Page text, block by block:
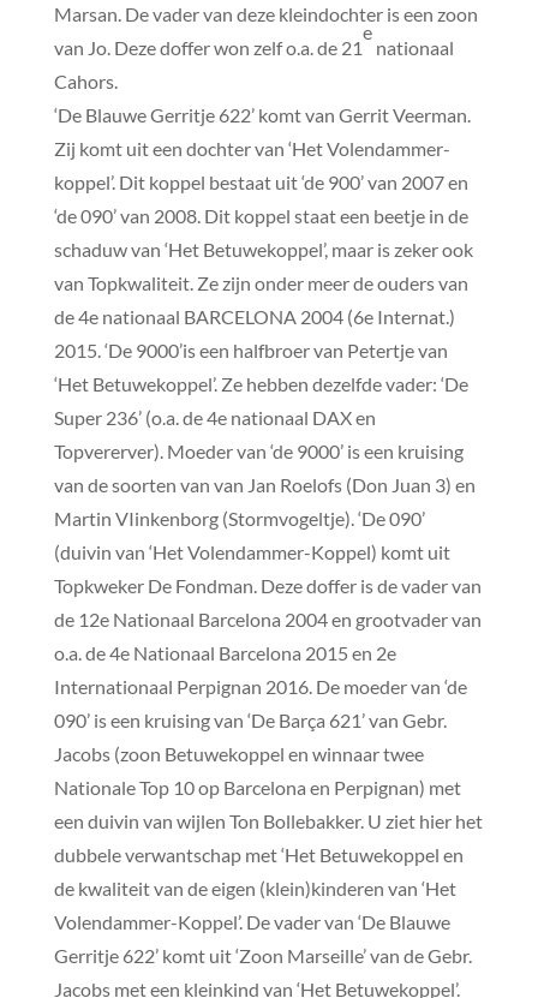
Marsan. De vader van deze kleindochter is een zoon
van Jo. Deze doffer won zelf o.a. de 21
e
nationaal
Cahors.
‘De Blauwe Gerritje 622’ komt van Gerrit Veerman.
Zij komt uit een dochter van ‘Het Volendammer-
koppel’. Dit koppel bestaat uit ‘de 900’ van 2007 en
‘de 090’ van 2008. Dit koppel staat een beetje in de
schaduw van ‘Het Betuwekoppel’, maar is zeker ook
van Topkwaliteit. Ze zijn onder meer de ouders van
de 4e nationaal BARCELONA 2004 (6e Internat.)
2015. ‘De 9000’is een halfbroer van Petertje van
‘Het Betuwekoppel’. Ze hebben dezelfde vader: ‘De
Super 236’ (o.a. de 4e nationaal DAX en
Topvererver). Moeder van ‘de 9000’ is een kruising
van de soorten van van Jan Roelofs (Don Juan 3) en
Martin VIinkenborg (Stormvogeltje). ‘De 090’
(duivin van ‘Het Volendammer-Koppel) komt uit
Topkweker De Fondman. Deze doffer is de vader van
de 12e Nationaal Barcelona 2004 en grootvader van
o.a. de 4e Nationaal Barcelona 2015 en 2e
Internationaal Perpignan 2016. De moeder van ‘de
090’ is een kruising van ‘De Barça 621’ van Gebr.
Jacobs (zoon Betuwekoppel en winnaar twee
Nationale Top 10 op Barcelona en Perpignan) met
een duivin van wijlen Ton Bollebakker. U ziet hier het
dubbele verwantschap met ‘Het Betuwekoppel en
de kwaliteit van de eigen (klein)kinderen van ‘Het
Volendammer-Koppel’. De vader van ‘De Blauwe
Gerritje 622’ komt uit ‘Zoon Marseille’ van de Gebr.
Jacobs met een kleinkind van ‘Het Betuwekoppel’.